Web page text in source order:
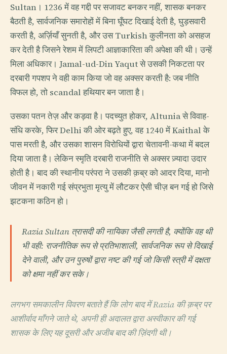
Sultan। 1236 में वह गद्दी पर सजावट बनकर नहीं, शासक बनकर
बैठती है, सार्वजनिक समारोहों में बिना घूँघट दिखाई देती है, घुड़सवारी
करती है, अर्ज़ियाँ सुनती है, और उस Turkish कुलीनता को असहज
कर देती है जिसने रेशम में लिपटी आज्ञाकारिता की अपेक्षा की थी। उन्हें
मिला अधिकार। Jamal-ud-Din Yaqut से उसकी निकटता पर
दरबारी गपशप ने वही काम किया जो वह अक्सर करती है: जब नीति
विफल हो, तो scandal हथियार बन जाता है।
उसका पतन तेज़ और कड़वा है। पदच्युत होकर, Altunia से विवाह-
संधि करके, फिर Delhi की ओर बढ़ते हुए, वह 1240 में Kaithal के
पास मरती है, और उसका शासन विरोधियों द्वारा चेतावनी-कथा में बदल
दिया जाता है। लेकिन स्मृति दरबारी राजनीति से अक्सर ज़्यादा उदार
होती है। बाद की स्थानीय परंपरा ने उसकी क़ब्र को आदर दिया, मानो
जीवन में नकारी गई संप्रभुता मृत्यु में लौटकर ऐसी चीज़ बन गई हो जिसे
झटकना कठिन हो।
Razia Sultan त्रासदी की नायिका जैसी लगती है, क्योंकि वह थी
भी वही: राजनीतिक रूप से प्रतिभाशाली, सार्वजनिक रूप से दिखाई
देने वाली, और उन पुरुषों द्वारा नष्ट की गई जो किसी स्त्री में दक्षता
को क्षमा नहीं कर सके।
लगभग समकालीन विवरण बताते हैं कि लोग बाद में Razia की क़ब्र पर
आशीर्वाद माँगने जाते थे, अपनी ही अदालत द्वारा अस्वीकार की गई
शासक के लिए यह दूसरी और अजीब बाद की ज़िंदगी थी।